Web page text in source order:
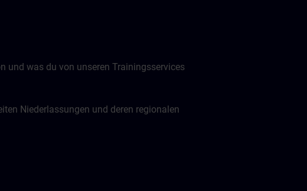
und was du von unseren Trainingsservices
Niederlassungen und deren regionalen